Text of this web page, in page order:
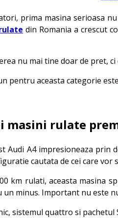
prima masina serioasa
din Romania a crescut
nu mai tine doar de pret,
pentru aceasta categorie este
masini rulate
Audi A4 impresioneaza
cautata de cei care
km rulati, aceasta masina
un minus. Important nu este
sistemul quattro si pachetul